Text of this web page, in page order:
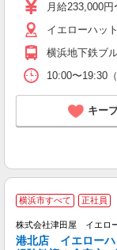
月給233,000
イエローハッ
横浜地下鉄ブ
10:00〜19:30
キー
横浜市すべて 正社員
株式会社津田屋 イエロ
港北店 イエロー